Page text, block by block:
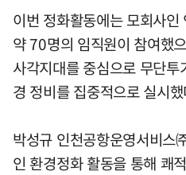
이번 정화활동에는 모회사
약 70명의 임직원이 참여했
사각지대를 중심으로 무단
경 정비를 집중적으로 실시
박성규 인천공항운영서비스
인 환경정화 활동을 통해 쾌